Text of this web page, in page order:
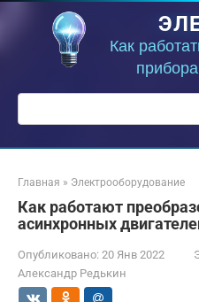
Как
Поиск:
Главная » Электрооборудование
Как работают
асинхронных
Опубликовано: 20 Янв 2022
Александр Редькин